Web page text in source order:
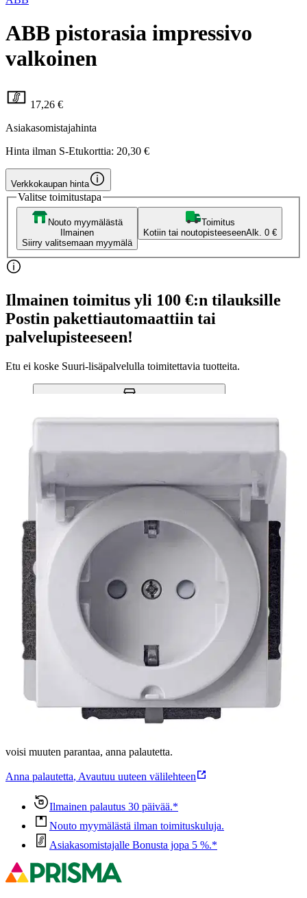
ABB pistorasia impressivo
valkoinen
17,26 €
Asiakasomistajahinta
Hinta ilman S-Etukorttia: 20,30 €
Verkkokaupan hinta
Valitse toimitustapa
Nouto myymälästä
Ilmainen
Siirry valitsemaan myymälä
Toimitus
Kotiin tai noutopisteeseenAlk. 0 €
Ilmainen toimitus yli 100 €:n tilauksille
Postin pakettiautomaattiin tai
palvelupisteeseen!
Etu ei koske Suuri‑lisäpalvelulla toimitettavia tuotteita.
Tarkista myymäläsaatavuus
Tuotekuvaus
Impressivo 1-osainen pistorasia IP44, valkoinen. Pistorasia
läppäkannella uppo tai pinta-asennukseen kuiviin tai kosteisiin
tiloihin 16A/250V, maadoitettu, ei lisäliittimiä.
Ominaisuudet
Oletko tyytyväinen tuotetietoihin?
voisi muuten parantaa, anna palautetta.
Anna palautetta, Avautuu uuteen välilehteen
Ilmainen palautus 30 päivää.*
Nouto myymälästä ilman toimituskuluja.
Asiakasomistajalle Bonusta jopa 5 %.*